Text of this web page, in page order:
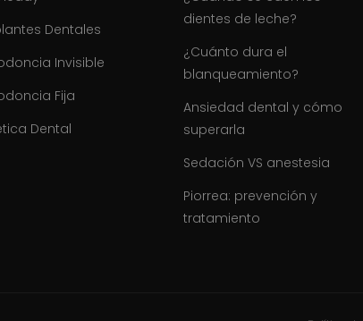
Dentales
Invisible
Fija
Dental
dientes de leche?
¿Cuánto dura el
blanqueamiento?
Ansiedad dental y cómo
superarla
Sedación VS anestesia
Piorrea: prevención y
tratamiento